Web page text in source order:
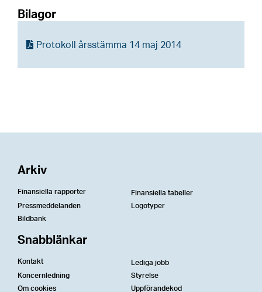
Bilagor
Protokoll årsstämma 14 maj 2014
Arkiv
Finansiella rapporter
Finansiella tabeller
Pressmeddelanden
Logotyper
Bildbank
Snabblänkar
Kontakt
Lediga jobb
Koncernledning
Styrelse
Om cookies
Uppförandekod